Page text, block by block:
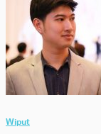
Wiput